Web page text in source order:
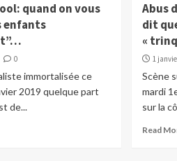
quand on vous
enfants
0
immortalisée ce
2019 quelque part
de...
Abus
dit
«
1
Scène
mardi
sur la
Read